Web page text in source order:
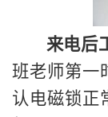
来电后
班老师第一
认电磁锁正